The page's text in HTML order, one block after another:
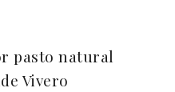
pasto natural
Vivero